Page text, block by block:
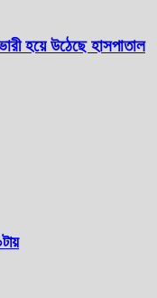
হয়ে উঠেছে হাসপাতাল